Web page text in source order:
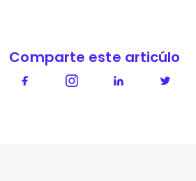
Comparte este articúlo